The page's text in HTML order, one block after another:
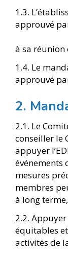
1.3.
approuvé
à sa réunion
1.4. Le
approuvé
2.
2.1. Le
conseiller le
appuyer
événements
mesures
membres
à long
2.2.
équitables
activités de